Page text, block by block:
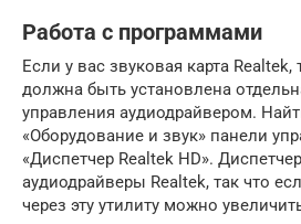
Работа с программами
Если у вас звуковая карта Realtek,
должна быть установлена
управления аудиодрайвером.
«Оборудование и звук» панели
«Диспетчер Realtek HD».
аудиодрайверы Realtek, так что
через эту утилиту можно